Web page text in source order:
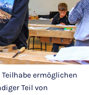
ermöglichen
Teil von